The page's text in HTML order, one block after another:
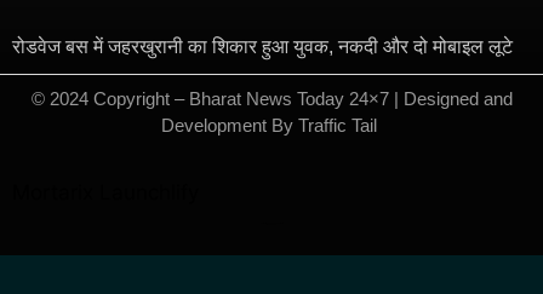
रोडवेज बस में जहरखुरानी का शिकार हुआ युवक, नकदी और दो मोबाइल लूटे
© 2024 Copyright – Bharat News Today 24×7 | Designed and
Development By Traffic Tail